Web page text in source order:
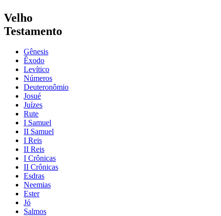
Velho
Testamento
Gênesis
Êxodo
Levítico
Números
Deuteronômio
Josué
Juízes
Rute
I Samuel
II Samuel
I Reis
II Reis
I Crônicas
II Crônicas
Esdras
Neemias
Ester
Jó
Salmos